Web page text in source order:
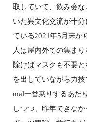
取していて、飲み会
いた異文化交流が十
ている2021年5月末か
人は屋内外での集ま
除けばマスクも不要
を出していながら力
mal一番乗りするあた
しつつ、昨年できな